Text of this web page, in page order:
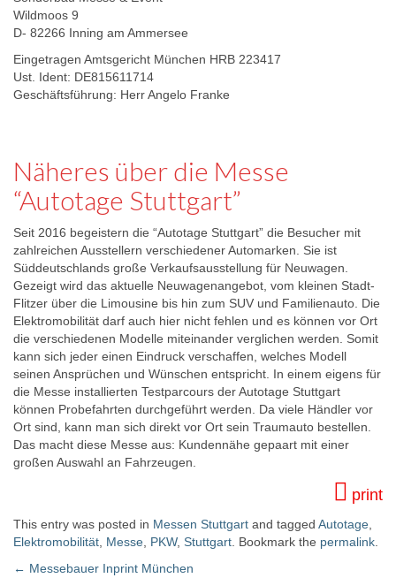
Wildmoos 9
D- 82266 Inning am Ammersee
Eingetragen Amtsgericht München HRB 223417
Ust. Ident: DE815611714
Geschäftsführung: Herr Angelo Franke
Näheres über die Messe
“Autotage Stuttgart”
Seit 2016 begeistern die “Autotage Stuttgart” die Besucher mit
zahlreichen Ausstellern verschiedener Automarken. Sie ist
Süddeutschlands große Verkaufsausstellung für Neuwagen.
Gezeigt wird das aktuelle Neuwagenangebot, vom kleinen Stadt-
Flitzer über die Limousine bis hin zum SUV und Familienauto. Die
Elektromobilität darf auch hier nicht fehlen und es können vor Ort
die verschiedenen Modelle miteinander verglichen werden. Somit
kann sich jeder einen Eindruck verschaffen, welches Modell
seinen Ansprüchen und Wünschen entspricht. In einem eigens für
die Messe installierten Testparcours der Autotage Stuttgart
können Probefahrten durchgeführt werden. Da viele Händler vor
Ort sind, kann man sich direkt vor Ort sein Traumauto bestellen.
Das macht diese Messe aus: Kundennähe gepaart mit einer
großen Auswahl an Fahrzeugen.
print
This entry was posted in Messen Stuttgart and tagged Autotage
Elektromobilität Messe PKW, Stuttgart . Bookmark the permalink
← Messebauer Inprint München